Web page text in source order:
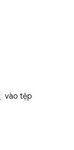
vào tệp